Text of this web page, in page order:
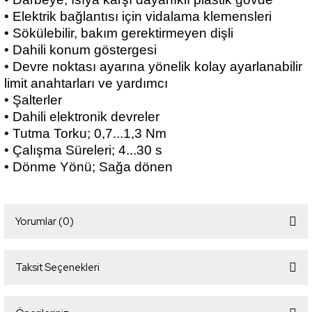
• Elektrik bağlantısı için vidalama klemensleri
• Sökülebilir, bakım gerektirmeyen dişli
• Dahili konum göstergesi
• Devre noktası ayarına yönelik kolay ayarlanabilir
limit anahtarları ve yardımcı
• Şalterler
• Dahili elektronik devreler
• Tutma Torku; 0,7...1,3 Nm
• Çalışma Süreleri; 4...30 s
• Dönme Yönü; Sağa dönen
Yorumlar (0)
Taksit Seçenekleri